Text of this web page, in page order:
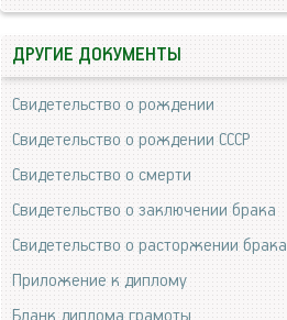
ДРУГИЕ ДОКУМЕНТЫ
Свидетельство о рождении
Свидетельство о рождении СССР
Свидетельство о смерти
Свидетельство о заключении брака
Свидетельство о расторжении брака
Приложение к диплому